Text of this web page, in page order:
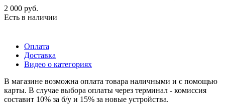
2 000 руб.
Есть в наличии
Оплата
Доставка
Видео о категориях
В магазине возможна оплата товара наличными и с помощью
карты. В случае выбора оплаты через терминал - комиссия
составит 10% за б/у и 15% за новые устройства.